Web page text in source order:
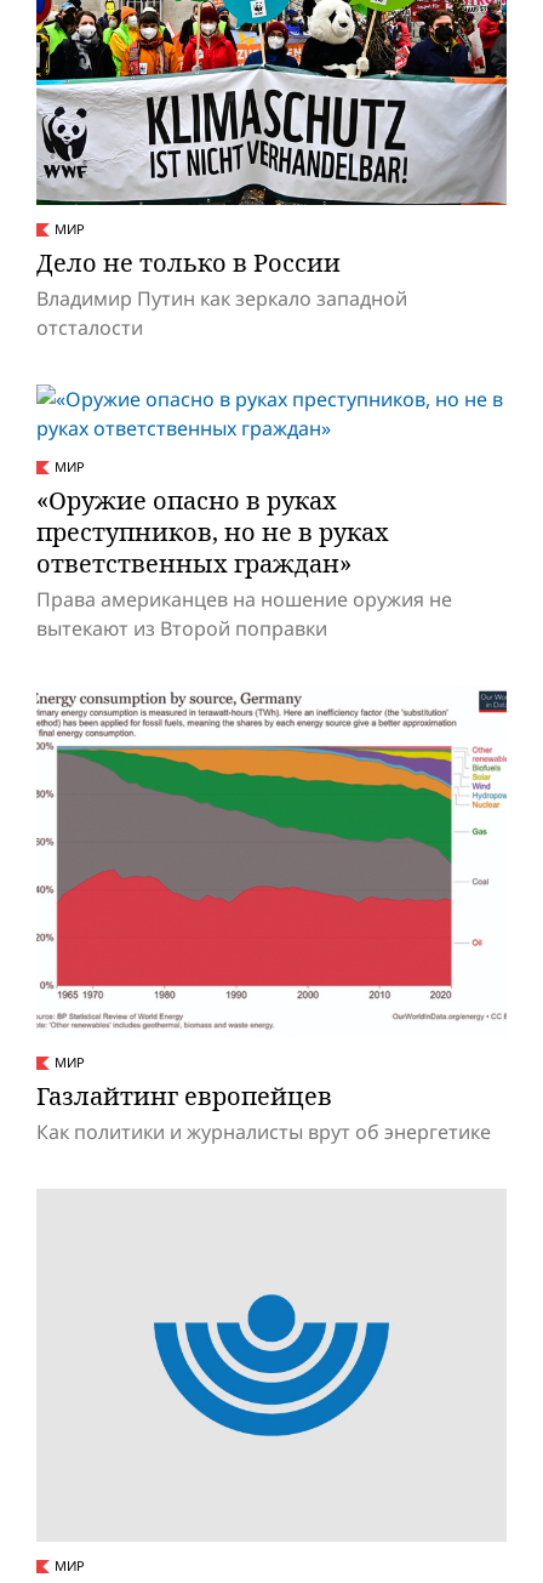
МИР
Дело не только в России
Владимир Путин как зеркало западной
отсталости
МИР
«Оружие опасно в руках
преступников, но не в руках
ответственных граждан»
Права американцев на ношение оружия не
вытекают из Второй поправки
МИР
Газлайтинг европейцев
Как политики и журналисты врут об энергетике
МИР